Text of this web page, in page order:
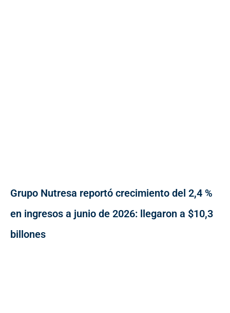
Grupo Nutresa reportó crecimiento del 2,4 %
en ingresos a junio de 2026: llegaron a $10,3
billones